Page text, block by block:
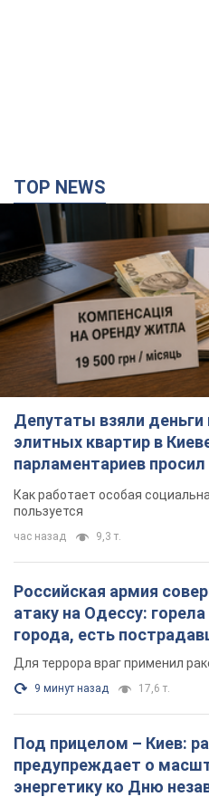
TOP NEWS
Депутаты взяли
элитных квартир в
парламентариев
поселился
Как работает особая
пользуется
час назад 9,3 т.
Российская армия
атаку на Одессу:
города, есть
Для террора враг применил
9 минут назад 17,6 т.
Под прицелом – Киев:
предупреждает о
энергетику ко Дню